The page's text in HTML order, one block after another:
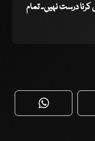
درست نہیں۔ تمام
WhatsApp